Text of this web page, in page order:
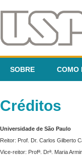
SOBRE COMO
Créditos
Universidade de São Paulo
Reitor: Prof. Dr. Carlos Gilberto
Vice-reitor: Profª. Drª. Maria